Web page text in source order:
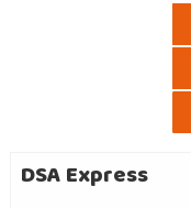
DSA Express